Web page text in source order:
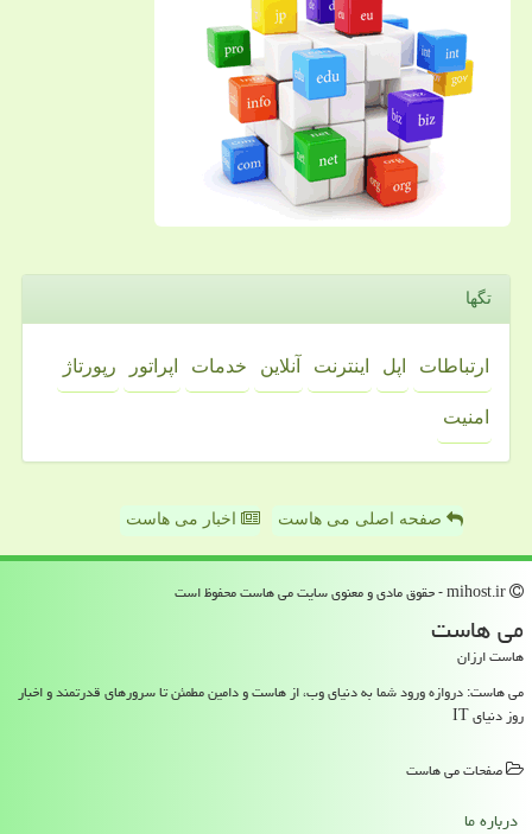
تگها
ارتباطات اپل اینترنت آنلاین خدمات اپراتور رپورتاژ
امنیت
صفحه اصلی می هاست اخبار می هاست
می هاست
هاست ارزان
می هاست: دروازه ورود شما به دنیای وب، از هاست و دامین مطمئن تا سرورهای قدرتمند و اخبار
روز دنیای IT
صفحات می هاست
درباره ما